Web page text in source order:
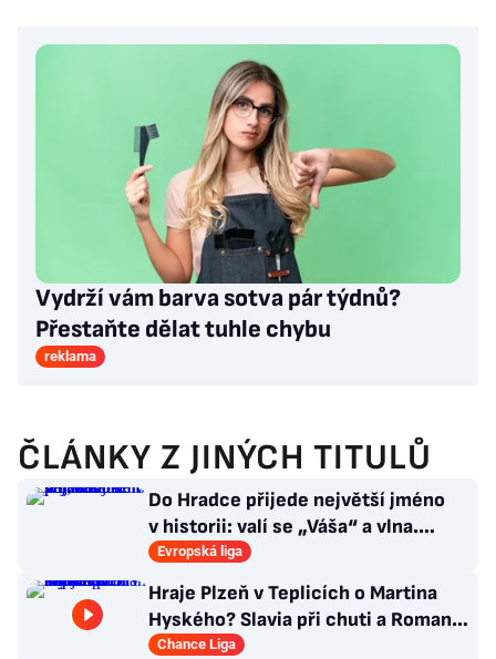
Vydrží vám barva sotva pár týdnů?
Přestaňte dělat tuhle chybu
reklama
ČLÁNKY Z JINÝCH TITULŮ
Do Hradce přijede největší jméno
v historii: valí se „Váša“ a vlna.
Policie v pohotovosti
Evropská liga
Hraje Plzeň v Teplicích o Martina
Hyského? Slavia při chuti a Roman
Macek proti svým…
Chance Liga